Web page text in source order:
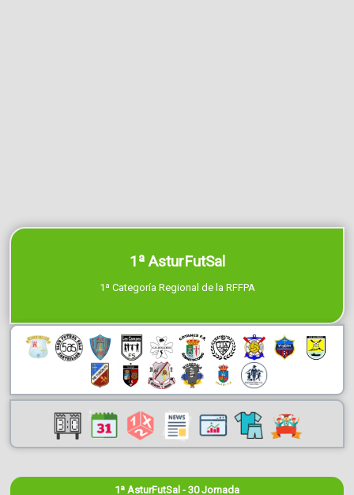
1ª AsturFutSal
1ª Categoría Regional de la RFFPA
1ª AsturFutSal - 30 Jornada